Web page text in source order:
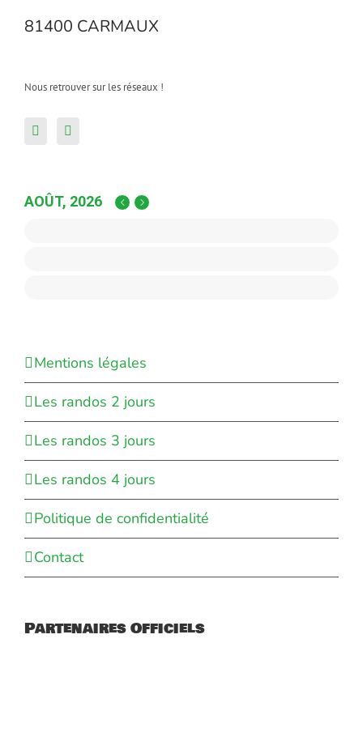
81400 CARMAUX
Nous retrouver sur les réseaux !
AOÛT, 2026
Mentions légales
Les randos 2 jours
Les randos 3 jours
Les randos 4 jours
Politique de confidentialité
Contact
Partenaires Officiels